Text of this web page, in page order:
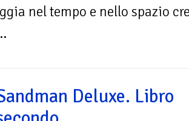
nel tempo e nello spazio
Deluxe. Libro